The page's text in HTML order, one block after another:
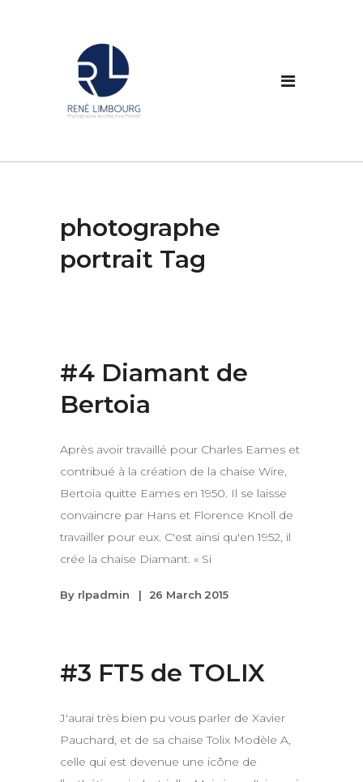
photographe
portrait Tag
#4 Diamant de
Bertoia
Après avoir travaillé pour Charles Eames et
contribué à la création de la chaise Wire,
Bertoia quitte Eames en 1950. Il se laisse
convaincre par Hans et Florence Knoll de
travailler pour eux. C'est ainsi qu'en 1952, il
crée la chaise Diamant. « Si
By rlpadmin 26 March 2015
#3 FT5 de TOLIX
J'aurai très bien pu vous parler de Xavier
Pauchard, et de sa chaise Tolix Modèle A,
celle qui est devenue une icône de